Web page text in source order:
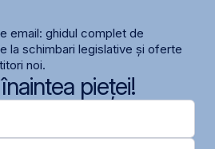
email: ghidul complet de
la schimbari legislative și oferte
noi.
pieței!